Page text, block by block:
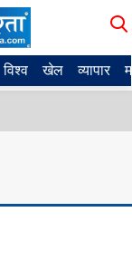
विश्व खेल व्यापार